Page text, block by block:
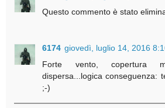
Questo commento è stato
6174 giovedì, luglio 14, 2016
Forte vento, copertura
dispersa...logica conseguenza:
;-)